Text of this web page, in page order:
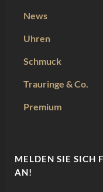
News
Uhren
Schmuck
Trauringe & Co.
Premium
MELDEN SIE SICH
AN!